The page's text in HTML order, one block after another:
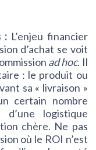
: L’enjeu financier
d’achat se voit
ad hoc. Il
: le produit ou
sa « livraison »
certain nombre
d’une logistique
chère. Ne pas
où le ROI n’est